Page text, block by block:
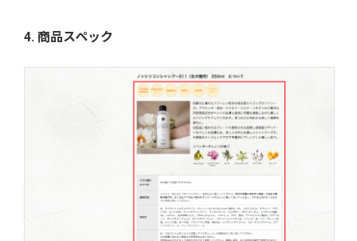
4. 商品スペック